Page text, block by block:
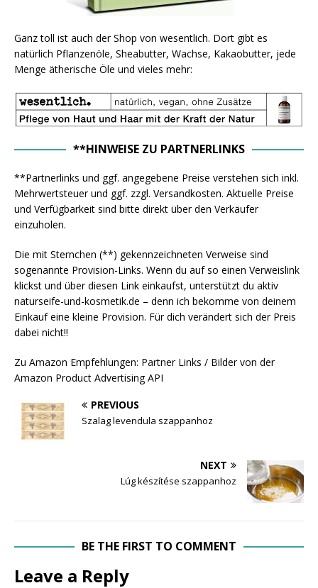
Ganz toll ist auch der Shop von wesentlich. Dort gibt es
natürlich Pflanzenöle, Sheabutter, Wachse, Kakaobutter, jede
Menge ätherische Öle und vieles mehr:
**HINWEISE ZU PARTNERLINKS
**Partnerlinks und ggf. angegebene Preise verstehen sich inkl.
Mehrwertsteuer und ggf. zzgl. Versandkosten. Aktuelle Preise
und Verfügbarkeit sind bitte direkt über den Verkäufer
einzuholen.
Die mit Sternchen (**) gekennzeichneten Verweise sind
sogenannte Provision-Links. Wenn du auf so einen Verweislink
klickst und über diesen Link einkaufst, unterstützt du aktiv
naturseife-und-kosmetik.de – denn ich bekomme von deinem
Einkauf eine kleine Provision. Für dich verändert sich der Preis
dabei nicht!!
Zu Amazon Empfehlungen: Partner Links / Bilder von der
Amazon Product Advertising API
PREVIOUS
Szalag levendula szappanhoz
NEXT
Lúg készítése szappanhoz
BE THE FIRST TO COMMENT
Leave a Reply